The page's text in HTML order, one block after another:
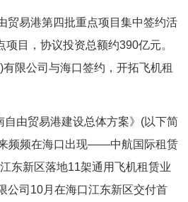
贸易港第四批重点项目集中签约活
目，协议投资总额约390亿元。
限公司与海口签约，开拓飞机租
自由贸易港建设总体方案》(以下简
频频在海口出现——中航国际租赁
东新区落地11架通用飞机租赁业
公司10月在海口江东新区交付首